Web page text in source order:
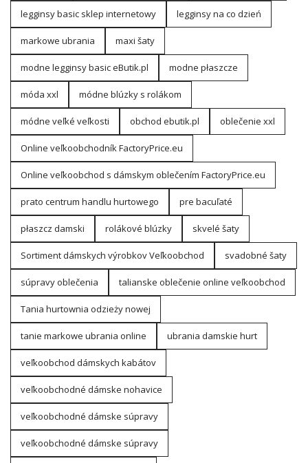
legginsy basic sklep internetowy legginsy na co dzień
markowe ubrania maxi šaty
modne legginsy basic eButik.pl modne płaszcze
móda xxl módne blúzky s rolákom
módne veľké veľkosti obchod ebutik.pl oblečenie xxl
Online veľkoobchodník FactoryPrice.eu
Online veľkoobchod s dámskym oblečením FactoryPrice.eu
prato centrum handlu hurtowego pre bacuľaté
płaszcz damski rolákové blúzky skvelé šaty
Sortiment dámskych výrobkov Veľkoobchod svadobné šaty
súpravy oblečenia talianske oblečenie online veľkoobchod
Tania hurtownia odzieży nowej
tanie markowe ubrania online ubrania damskie hurt
veľkoobchod dámskych kabátov
veľkoobchodné dámske nohavice
veľkoobchodné dámske súpravy
veľkoobchodné dámske súpravy